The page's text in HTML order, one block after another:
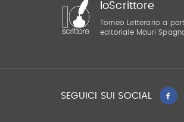
IoScrittore
Torneo Letterario a
editoriale Mauri
SEGUICI SUI SOCIAL